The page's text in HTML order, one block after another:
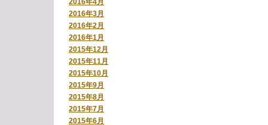
2016年3月
2016年2月
2016年1月
2015年12月
2015年11月
2015年10月
2015年9月
2015年8月
2015年7月
2015年6月